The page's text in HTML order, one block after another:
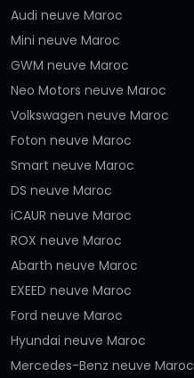
Audi neuve Maroc
Mini neuve Maroc
GWM neuve Maroc
Neo Motors neuve Maroc
Volkswagen neuve Maroc
Foton neuve Maroc
Smart neuve Maroc
DS neuve Maroc
iCAUR neuve Maroc
ROX neuve Maroc
Abarth neuve Maroc
EXEED neuve Maroc
Ford neuve Maroc
Hyundai neuve Maroc
Mercedes-Benz neuve Maroc